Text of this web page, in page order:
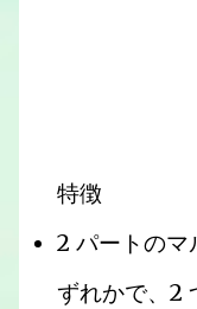
特徴
2 パートのマ
ずれかで、2